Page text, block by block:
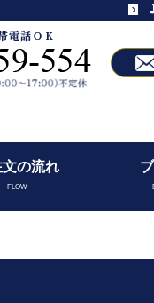
文の流れ
FLOW